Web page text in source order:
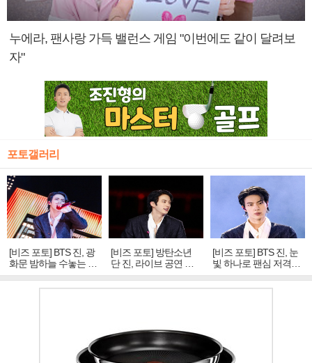
누에라, 팬사랑 가득 밸런스 게임 "이번에도 같이 달려보
자"
포토갤러리
[비즈 포토] BTS 진, 광
화문 밤하늘 수놓는 '비
주얼 킹'의 열창
[비즈 포토] 방탄소년
단 진, 라이브 공연 중
빛나는 독보적 아우라
[비즈 포토] BTS 진, 눈
빛 하나로 팬심 저격…
독보적 카리스마